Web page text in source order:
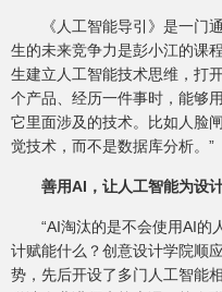
《人工智能导引》是一门
生的未来竞争力是彭小江的课
生建立人工智能技术思维，打
个产品、经历一件事时，能够
它里面涉及的技术。比如人脸
觉技术，而不是数据库分析。”
善用AI，让人工智能为设
“AI淘汰的是不会使用AI的
计赋能什么？创意设计学院顺
势，先后开设了多门人工智能